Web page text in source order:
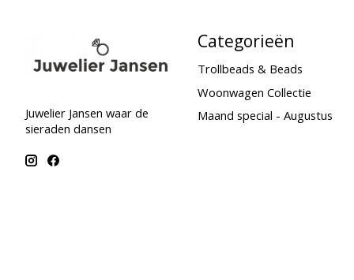
Juwelier Jansen waar de
sieraden dansen
Categorieën
Trollbeads & Beads
Woonwagen Collectie
Maand special - Augustus